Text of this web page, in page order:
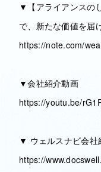
▼【アライアンスの
で、新たな価値を届
https://note.com/
▼会社紹介動画
https://youtu.be/
▼ ウェルスナビ会社
https://